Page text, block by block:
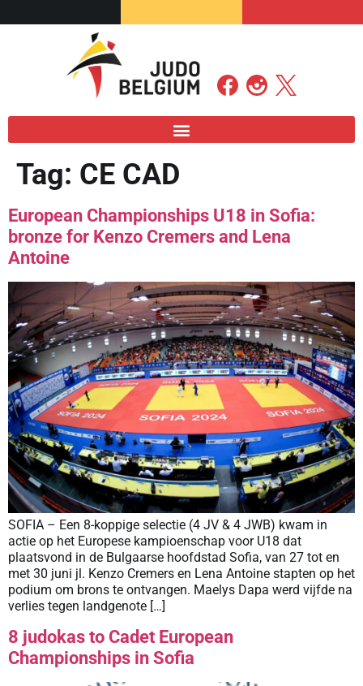
Tag: CE CAD
European Championships U18 in Sofia:
bronze for Kenzo Cremers and Lena
Antoine
SOFIA – Een 8-koppige selectie (4 JV & 4 JWB) kwam in
actie op het Europese kampioenschap voor U18 dat
plaatsvond in de Bulgaarse hoofdstad Sofia, van 27 tot en
met 30 juni jl. Kenzo Cremers en Lena Antoine stapten op het
podium om brons te ontvangen. Maelys Dapa werd vijfde na
verlies tegen landgenote […]
8 judokas to Cadet European
Championships in Sofia